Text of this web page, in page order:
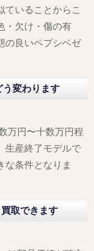
ていることからこ
・欠け・傷の有
の良いペプシベゼ
う変わります
万円〜十数万円程
生産終了モデルで
な条件となりま
取できます